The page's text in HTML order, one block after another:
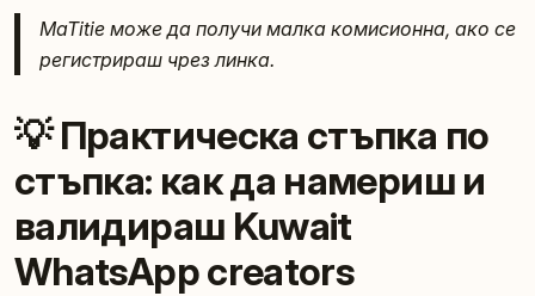
MaTitie може да получи малка комисионна, ако се
регистрираш чрез линка.
💡 Практическа стъпка по
стъпка: как да намериш и
валидираш Kuwait
WhatsApp creators